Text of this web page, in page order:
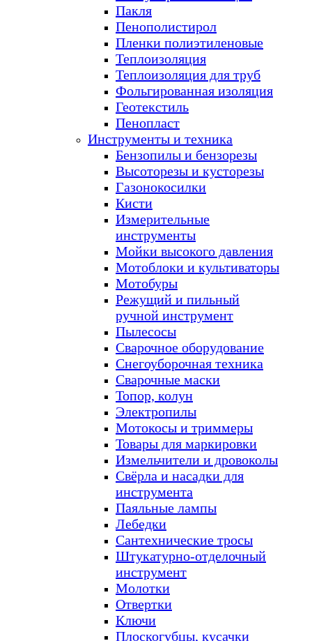
Пакля
Пенополистирол
Пленки полиэтиленовые
Теплоизоляция
Теплоизоляция для труб
Фольгированная изоляция
Геотекстиль
Пенопласт
Инструменты и техника
Бензопилы и бензорезы
Высоторезы и кусторезы
Газонокосилки
Кисти
Измерительные
инструменты
Мойки высокого давления
Мотоблоки и культиваторы
Мотобуры
Режущий и пильный
ручной инструмент
Пылесосы
Сварочное оборудование
Снегоуборочная техника
Сварочные маски
Топор, колун
Электропилы
Мотокосы и триммеры
Товары для маркировки
Измельчители и дровоколы
Свёрла и насадки для
инструмента
Паяльные лампы
Лебедки
Сантехнические тросы
Штукатурно-отделочный
инструмент
Молотки
Отвертки
Ключи
Плоскогубцы, кусачки